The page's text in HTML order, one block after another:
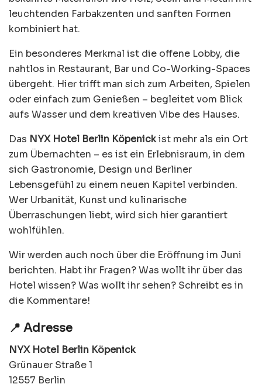
leuchtenden Farbakzenten und sanften Formen
kombiniert hat.
Ein besonderes Merkmal ist die offene Lobby, die
nahtlos in Restaurant, Bar und Co-Working-Spaces
übergeht. Hier trifft man sich zum Arbeiten, Spielen
oder einfach zum Genießen – begleitet vom Blick
aufs Wasser und dem kreativen Vibe des Hauses.
Das NYX Hotel Berlin Köpenickist mehr als ein Ort
zum Übernachten – es ist ein Erlebnisraum, in dem
sich Gastronomie, Design und Berliner
Lebensgefühl zu einem neuen Kapitel verbinden.
Wer Urbanität, Kunst und kulinarische
Überraschungen liebt, wird sich hier garantiert
wohlfühlen.
Wir werden auch noch über die Eröffnung im Juni
berichten. Habt ihr Fragen? Was wollt ihr über das
Hotel wissen? Was wollt ihr sehen? Schreibt es in
die Kommentare!
📍 Adresse
NYX Hotel Berlin Köpenick
Grünauer Straße 1
12557 Berlin